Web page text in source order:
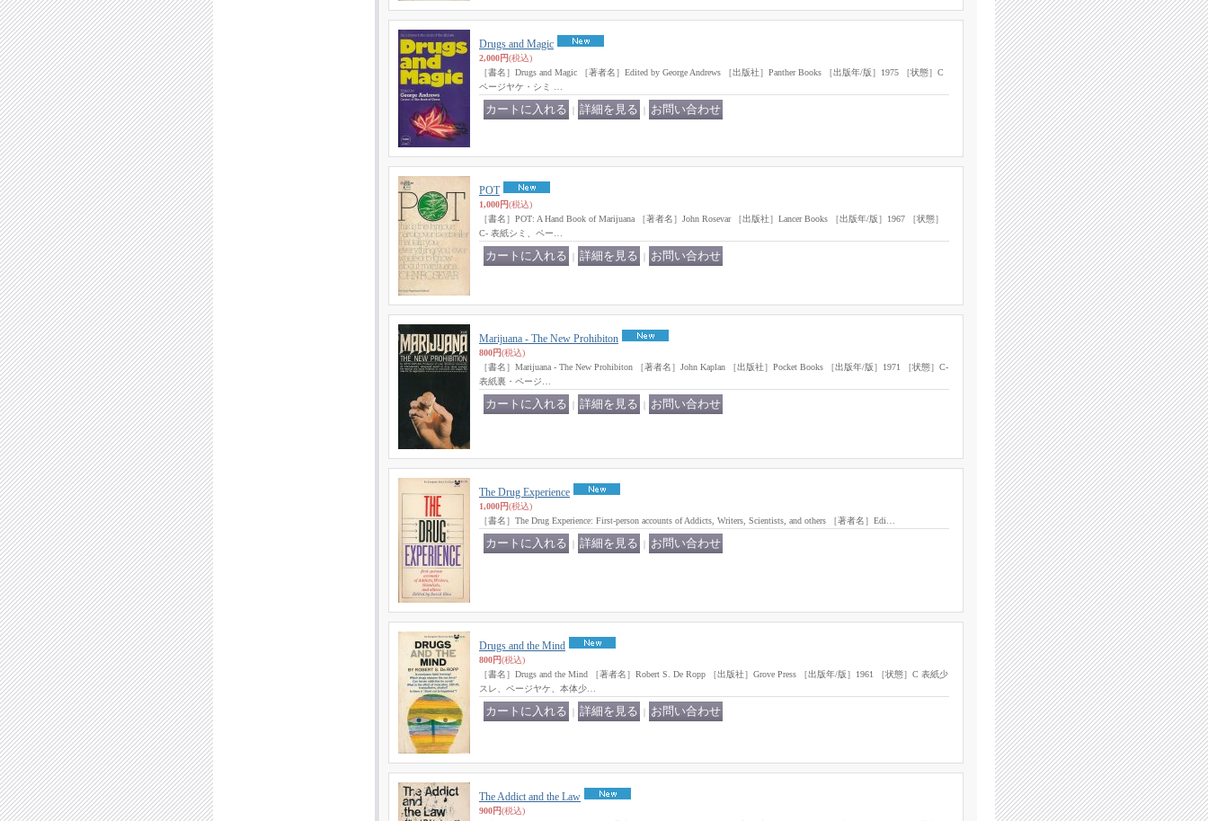
Drugs and Magic
2,000円(税込)
［書名］Drugs and Magic ［著者名］Edited by George Andrews ［出版社］Panther Books ［出版年/版］1975 ［状態］C
ページヤケ・シミ …
POT
1,000円(税込)
［書名］POT: A Hand Book of Marijuana ［著者名］John Rosevar ［出版社］Lancer Books ［出版年/版］1967 ［状態］
C- 表紙シミ、ペー…
Marijuana - The New Prohibiton
800円(税込)
［書名］Marijuana - The New Prohibiton ［著者名］John Kaplan ［出版社］Pocket Books ［出版年/版］1971 ［状態］C-
表紙裏・ページ…
The Drug Experience
1,000円(税込)
［書名］The Drug Experience: First-person accounts of Addicts, Writers, Scientists, and others ［著者名］Edi…
Drugs and the Mind
800円(税込)
［書名］Drugs and the Mind ［著者名］Robert S. De Ropp ［出版社］Grove Press ［出版年/版］1961 ［状態］C 表紙少
スレ、ページヤケ、本体少…
The Addict and the Law
900円(税込)